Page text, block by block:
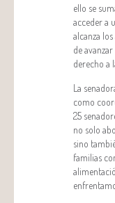
ello se
acceder a
alcanza
de
derecho a
La
como
25
no solo
sino
familias